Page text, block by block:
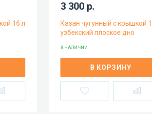
16 л
3 300 р.
Казан чугунный с крышкой
узбекский плоское дно
В НАЛИЧИИ
В КОРЗИНУ